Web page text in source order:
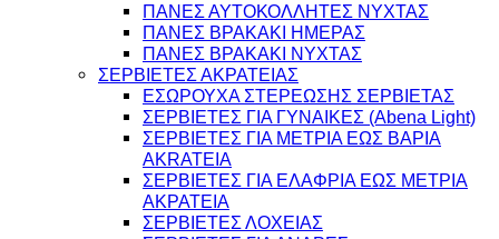
ΠΑΝΕΣ ΑΥΤΟΚΟΛΛΗΤΕΣ ΝΥΧΤΑΣ
ΠΑΝΕΣ ΒΡΑΚΑΚΙ ΗΜΕΡΑΣ
ΠΑΝΕΣ ΒΡΑΚΑΚΙ ΝΥΧΤΑΣ
ΣΕΡΒΙΕΤΕΣ ΑΚΡΑΤΕΙΑΣ
ΕΣΩΡΟΥΧΑ ΣΤΕΡΕΩΣΗΣ ΣΕΡΒΙΕΤΑΣ
ΣΕΡΒΙΕΤΕΣ ΓΙΑ ΓΥΝΑΙΚΕΣ (Abena Light)
ΣΕΡΒΙΕΤΕΣ ΓΙΑ ΜΕΤΡΙΑ ΕΩΣ ΒΑΡΙΑ
AKRATEIA
ΣΕΡΒΙΕΤΕΣ ΓΙΑ ΕΛΑΦΡΙΑ ΕΩΣ ΜΕΤΡΙΑ
ΑΚΡΑΤΕΙΑ
ΣΕΡΒΙΕΤΕΣ ΛΟΧΕΙΑΣ